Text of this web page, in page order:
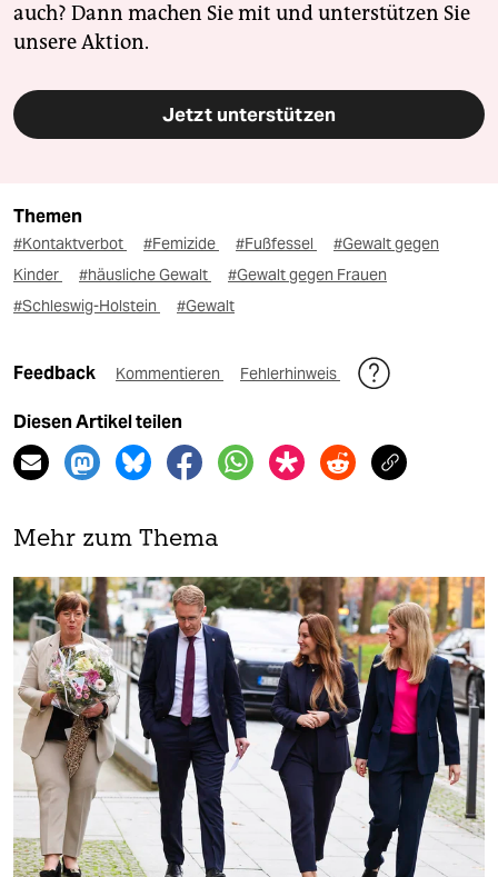
auch? Dann machen Sie mit und unterstützen Sie
unsere Aktion.
Jetzt unterstützen
Themen
#Kontaktverbot #Femizide #Fußfessel
#Gewalt gegen
Kinder
#häusliche Gewalt
#Gewalt gegen Frauen
#Schleswig-Holstein
#Gewalt
Feedback Kommentieren Fehlerhinweis
Diesen Artikel teilen
Mehr zum Thema